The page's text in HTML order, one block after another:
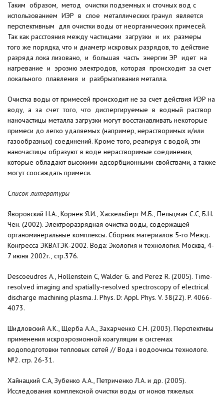
Таким образом, метод очистки подземных и сточных вод с
использованием ИЭР в слое металлических гранул является
перспективным для очистки воды от неорганических примесей.
Так как расстояния между частицами загрузки и их размеры
того же порядка, что и диаметр искровых разрядов, то действие
разряда лока лизовано, и большая часть энергии ЭР идет на
нагревание и эрозию электродов, которая происходит за счет
локального плавления и разбрызгивания металла.
Очистка воды от примесей происходит не за счет действия ИЭР на
воду, а за счет того, что диспергируемые в водный раствор
наночастицы металла загрузки могут восстанавли­вать некоторые
примеси до легко удаляемых (например, нераствори­мых и/или
газообразных) соедине­ний. Кроме того, реагируя с водой, эти
наночастицы образуют в воде не­растворимые соединения,
которые обладают высокими адсорбционны­ми свойствами, а также
могут соосаждать примеси.
Список литературы
Яворовский Н.А., Корнев Я.И., Хаскельберг М.Б., Пельцман С.С, Б.Н.
Чен. (2002). Электроразрядная очистка воды, содержащей
органоминеральные комплексы. Сборник материалов 5-го Межд.
Конгресса ЭКВАТЭК-2002. Вода: Экология и технология. Москва, 4-
7 июня 2002г., стр.376.
Descoeudres A., Hollenstein С, Walder G. and Perez R. (2005). Time-
resolved imaging and spatially-resolved spectroscopy of electri­cal
discharge machining plasma. J. Phys. D: Appl. Phys. V. 38(22). P. 4066-
4073.
Шидловский А.К., Щерба A.A., Захарченко С.Н. (2003). Перспективы
применения искроэрозионной коагуляции в системах
водоподготовки тепловых сетей // Вода i водоочисы технологе.
№2. стр. 26-31.
Хайнацкий С.А, Зубенко А.А., Петриченко Л.А. и др. (2005).
Исследования комплексной очистки воды от ионов тяжелых